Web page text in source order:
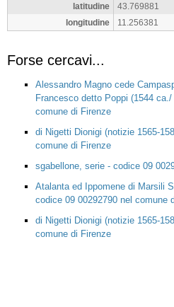
latitudine
43.769881
longitudine
11.256381
Forse cercavi...
Alessandro Magno cede
Francesco detto Poppi (1544
comune di Firenze
di Nigetti Dionigi (notizie 1565-
comune di Firenze
sgabellone, serie - codice 09
Atalanta ed Ippomene di Marsili
codice 09 00292790 nel comune
di Nigetti Dionigi (notizie 1565-
comune di Firenze